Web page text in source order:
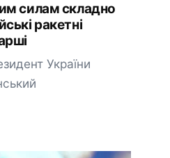
силам складно
ракетні
України